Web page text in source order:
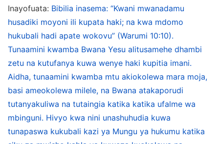
hawa wanaweza kumjua Bwana? Je, wao
hufuata mapenzi ya Mungu? Kwa nini Bwana
Yesu alisema, “Sikuwahi kuwajua: tokeni
kwangu, ninyi ambao hutenda udhalimu ”
(Mathayo 7:23)? Kifungu hiki kweli kinachochea
wazo! Sisi sote tunajua kwamba wakati huo
Mafarisayo wa Kiyahudi walisafiri katika kila nchi
na bahari kuhubiri Injili, walivumilia dhiki nyingi na
kulipa gharama nyingi. Kwa sura, walionekana
Inayofuata: Bibilia inasema: “Kwani mwanadamu
husadiki moyoni ili kupata haki; na kwa mdomo
hukubali hadi apate wokovu” (Warumi 10:10).
Tunaamini kwamba Bwana Yesu alitusamehe dhambi
zetu na kutufanya kuwa wenye haki kupitia imani.
Aidha, tunaamini kwamba mtu akiokolewa mara moja,
basi ameokolewa milele, na Bwana atakaporudi
tutanyakuliwa na tutaingia katika katika ufalme wa
mbinguni. Hivyo kwa nini unashuhudia kuwa
tunapaswa kukubali kazi ya Mungu ya hukumu katika